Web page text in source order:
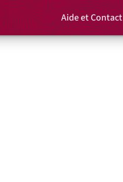
Aide et Contact